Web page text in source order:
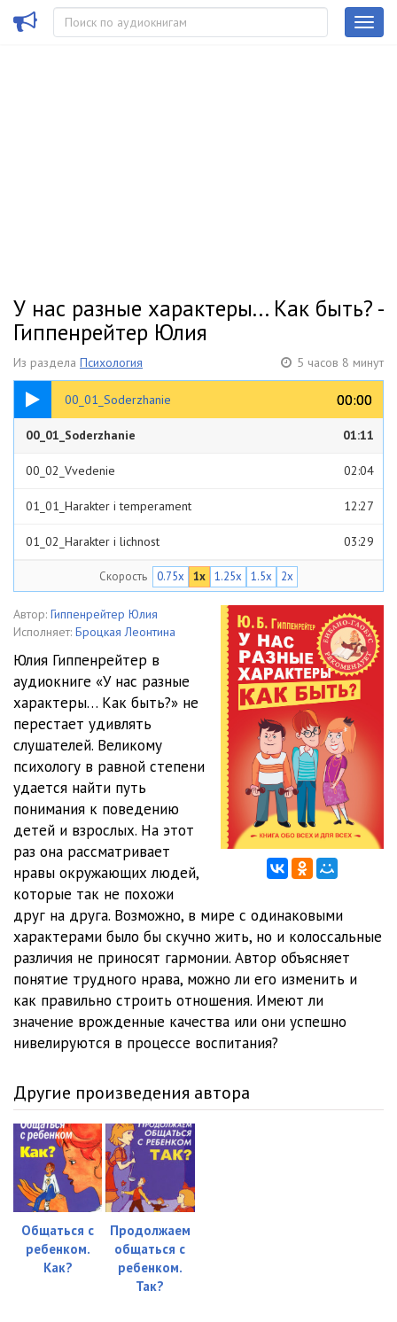
У нас разные характеры... Как быть? -
Гиппенрейтер Юлия
Из раздела Психология 5 часов 8 минут
00_01_Soderzhanie 00:00
00:00
01:11
00_01_Soderzhanie 01:11
00_02_Vvedenie 02:04
01_01_Harakter i temperament 12:27
01_02_Harakter i lichnost 03:29
01_03_Tipy haraktera, ih vyrazhennost, slabye mesta
02_01_Gipertimy 24:14
26:37
02_03_Napryazhenno-affektivnye 40:02
02_04_Trevozhnye 25:20
02_05_Demonstrativnye 34:01
02_06_Emotsionalno-labilnye 16:20
02_07_Neustoychivye 12:12
02_08_Konformnye
02_09_Smeshannye tipy
03_01_Nachat s sebya 17:15
03_02_Moy partner — chelovek s harakterom 15:27
03_03_Kak zhivetsya pri raznyh sochetaniyah harakterov
03_04_Vospitanie detey i harakter
05_00_Prilozhenie 05:39
06_00_Bibliografiya
Скорость 0.75x 1x 1.25x 1.5x 2x
Автор: Гиппенрейтер Юлия
Исполняет: Броцкая Леонтина
Юлия Гиппенрейтер в
аудиокниге «У нас разные
характеры… Как быть?» не
перестает удивлять
слушателей. Великому
психологу в равной степени
удается найти путь
понимания к поведению
детей и взрослых. На этот
раз она рассматривает
нравы окружающих людей,
которые так не похожи
друг на друга. Возможно, в мире с одинаковыми
характерами было бы скучно жить, но и колоссальные
различия не приносят гармонии. Автор объясняет
понятие трудного нрава, можно ли его изменить и
как правильно строить отношения. Имеют ли
значение врожденные качества или они успешно
нивелируются в процессе воспитания?
Другие произведения автора
Общаться с
ребенком.
Как?
Продолжаем
общаться с
ребенком.
Так?